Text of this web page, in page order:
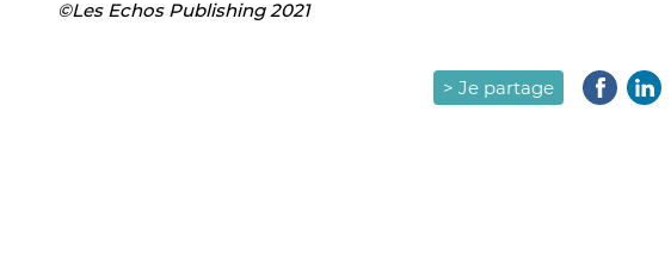
©Les Echos Publishing 2021
> Je partage